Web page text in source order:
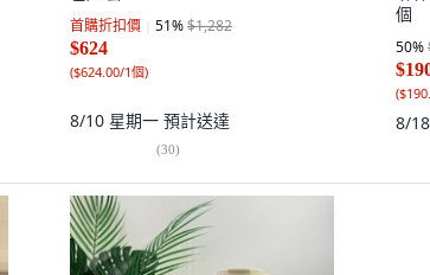
首購折扣價 51%$1,282
$624
($624.00/1個)
8/10 星期一 預計送達
(30)
個
50%
(
8/18